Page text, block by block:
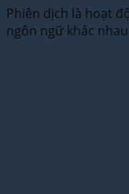
Phiên dịch là hoạt
ngôn ngữ khác